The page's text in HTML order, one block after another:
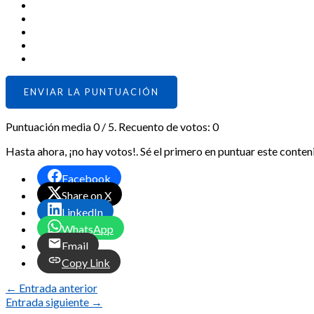
ENVIAR LA PUNTUACIÓN
Puntuación media0/ 5. Recuento de votos: 0
Hasta ahora, ¡no hay votos!. Sé el primero en puntuar este
Facebook
Share on X
LinkedIn
WhatsApp
Email
Copy Link
← Entrada anterior
Entrada siguiente →